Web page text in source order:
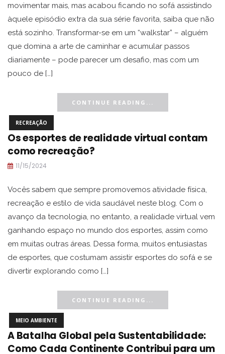
movimentar mais, mas acabou ficando no sofá assistindo
àquele episódio extra da sua série favorita, saiba que não
está sozinho. Transformar-se em um “walkstar” – alguém
que domina a arte de caminhar e acumular passos
diariamente – pode parecer um desafio, mas com um
pouco de […]
CONTINUE READING...
RECREAÇÃO
Os esportes de realidade virtual contam
como recreação?
11/15/2024
Vocês sabem que sempre promovemos atividade física,
recreação e estilo de vida saudável neste blog. Com o
avanço da tecnologia, no entanto, a realidade virtual vem
ganhando espaço no mundo dos esportes, assim como
em muitas outras áreas. Dessa forma, muitos entusiastas
de esportes, que costumam assistir esportes do sofá e se
divertir explorando como […]
CONTINUE READING...
MEIO AMBIENTE
A Batalha Global pela Sustentabilidade:
Como Cada Continente Contribui para um